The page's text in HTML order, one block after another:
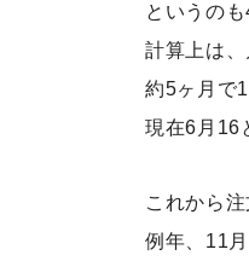
というの
計算上は
約5ヶ月で
現在6月16
これから
例年、11